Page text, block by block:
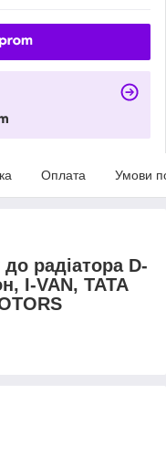
Оплата Умови
радіатора D-
I-VAN, TATA